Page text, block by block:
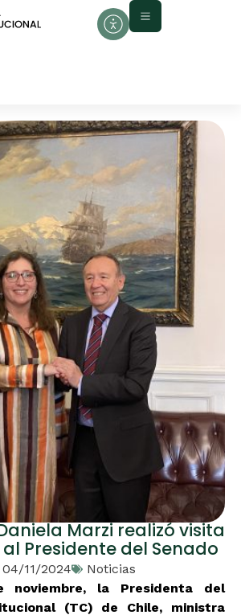
Marzi realizó visita
Presidente del Senado
04/11/2024
Noticias
la Presidenta del
(TC) de Chile, ministra